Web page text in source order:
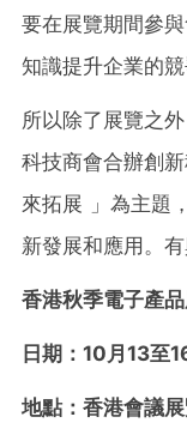
要在展覽期間參
知識提升企業的競
所以除了展覽之
科技商會合辦創
來拓展 」為主題
新發展和應用。
香港秋季電子產
日期：10月13至
地點：香港會議